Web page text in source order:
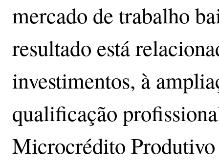
mercado de trabalho
resultado está
investimentos, à
qualificação
Microcrédito